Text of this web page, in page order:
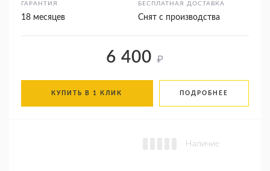
ГАРАНТИЯ
18 месяцев
БЕСПЛАТНАЯ ДОСТАВКА
Снят с производства
6 400 ₽
КУПИТЬ В 1 КЛИК ПОДРОБНЕЕ
Наличие